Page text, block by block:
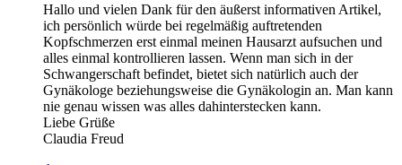
Hallo und vielen Dank für den äußerst informativen Artikel,
ich persönlich würde bei regelmäßig auftretenden
Kopfschmerzen erst einmal meinen Hausarzt aufsuchen und
alles einmal kontrollieren lassen. Wenn man sich in der
Schwangerschaft befindet, bietet sich natürlich auch der
Gynäkologe beziehungsweise die Gynäkologin an. Man kann
nie genau wissen was alles dahinterstecken kann.
Liebe Grüße
Claudia Freud